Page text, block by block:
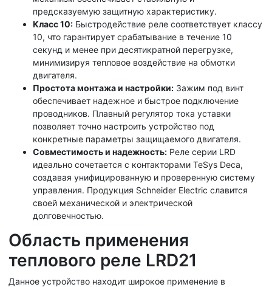
предсказуемую защитную характеристику.
Класс 10: Быстродействие реле соответствует классу
10, что гарантирует срабатывание в течение 10
секунд и менее при десятикратной перегрузке,
минимизируя тепловое воздействие на обмотки
двигателя.
Простота монтажа и настройки: Зажим под винт
обеспечивает надежное и быстрое подключение
проводников. Плавный регулятор тока уставки
позволяет точно настроить устройство под
конкретные параметры защищаемого двигателя.
Совместимость и надежность: Реле серии LRD
идеально сочетается с контакторами TeSys Deca,
создавая унифицированную и проверенную систему
управления. Продукция Schneider Electric славится
своей механической и электрической
долговечностью.
Область применения
теплового реле LRD21
Данное устройство находит широкое применение в